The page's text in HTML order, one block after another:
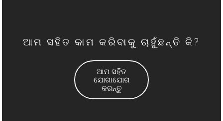
ଆମ ସହିତ କାମ କରିବାକୁ ଚାହୁଁଛନ୍ତି କି?
ଆମ ସହିତ
ଯୋଗାଯୋଗ
କରନ୍ତୁ